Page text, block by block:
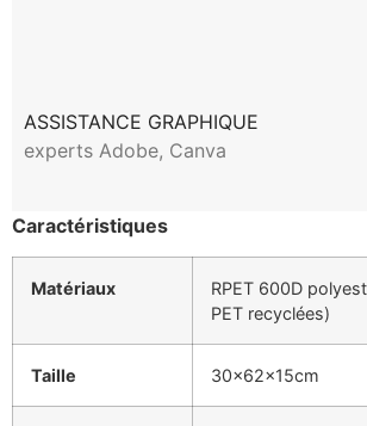
ASSISTANCE GRAPHIQUE
experts Adobe, Canva
Caractéristiques
Matériaux
RPET 600D
PET recyclées)
Taille 30x62x15cm